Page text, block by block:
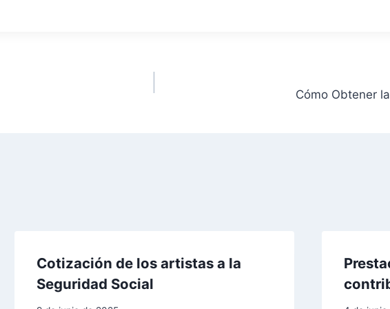
Cómo Obtener
Cotización de los artistas a la
Seguridad Social